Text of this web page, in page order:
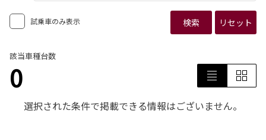
試乗車のみ表示 検索 リセット
該当車種台数
0
選択された条件で掲載できる情報はございません。